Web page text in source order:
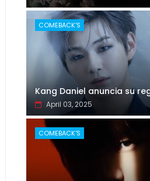
COMEBACK'S
Kang Daniel anuncia su
April 03, 2025
COMEBACK'S